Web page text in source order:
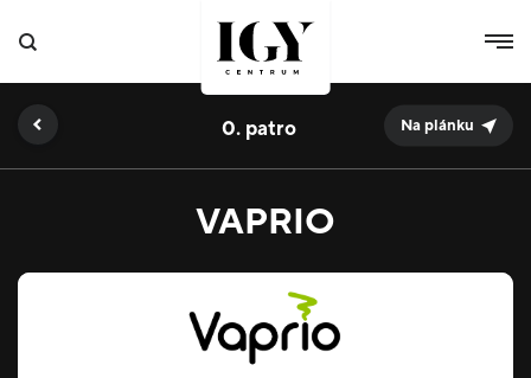
VAPRIO
0. Na plánku